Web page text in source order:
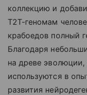
коллекцию и
Т2Т-геномам
крабоедов полный
Благодаря
на древе
используются в
развития